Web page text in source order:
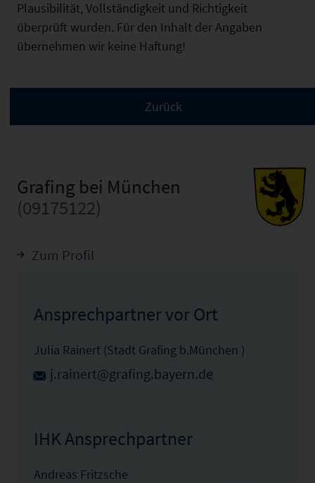
Plausibilität, Vollständigkeit und Richtigkeit
überprüft wurden. Für den Inhalt der Angaben
übernehmen wir keine Haftung!
Grafing bei München
(09175122)
Zum Profil
Ansprechpartner vor Ort
Julia Rainert (Stadt Grafing b.München )
j.rainert@grafing.bayern.de
IHK Ansprechpartner
Andreas Fritzsche